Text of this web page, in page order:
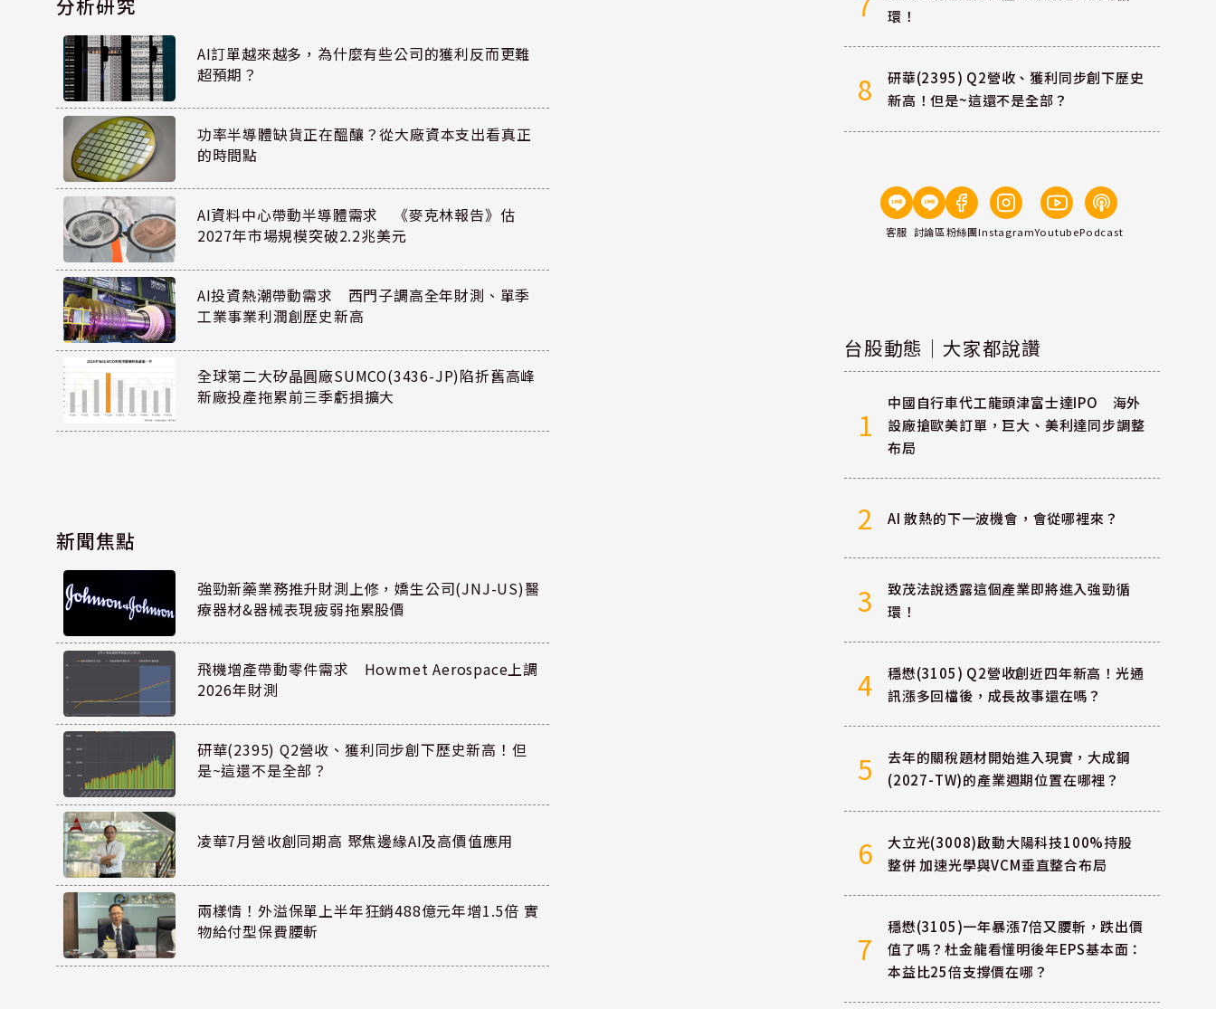
AI訂單越來越多，為什麼有些公司的獲利反而更難
超預期？
功率半導體缺貨正在醞釀？從大廠資本支出看真正
的時間點
AI資料中心帶動半導體需求 《麥克林報告》估
2027年市場規模突破2.2兆美元
AI投資熱潮帶動需求 西門子調高全年財測、單季
工業事業利潤創歷史新高
全球第二大矽晶圓廠SUMCO(3436-JP)陷折舊高峰
新廠投產拖累前三季虧損擴大
新聞焦點
強勁新藥業務推升財測上修，嬌生公司(JNJ-US)醫
療器材&器械表現疲弱拖累股價
飛機增產帶動零件需求 Howmet Aerospace上調
2026年財測
研華(2395) Q2營收、獲利同步創下歷史新高！但
是~這還不是全部？
凌華7月營收創同期高 聚焦邊緣AI及高價值應用
兩樣情！外溢保單上半年狂銷488億元年增1.5倍 實
物給付型保費腰斬
環！
8
研華(2395) Q2營收、獲利同步創下歷史
新高！但是~這還不是全部？
客服 討論區粉絲團InstagramYoutubePodcast
台股動態｜大家都說讚
1
中國自行車代工龍頭津富士達IPO 海外
設廠搶歐美訂單，巨大、美利達同步調整
布局
2 AI 散熱的下一波機會，會從哪裡來？
3
致茂法說透露這個產業即將進入強勁循
環！
4
穩懋(3105) Q2營收創近四年新高！光通
訊漲多回檔後，成長故事還在嗎？
5
去年的關稅題材開始進入現實，大成鋼
(2027-TW)的產業週期位置在哪裡？
6
大立光(3008)啟動大陽科技100%持股
整併 加速光學與VCM垂直整合布局
7
穩懋(3105)一年暴漲7倍又腰斬，跌出價
值了嗎？杜金龍看懂明後年EPS基本面：
本益比25倍支撐價在哪？